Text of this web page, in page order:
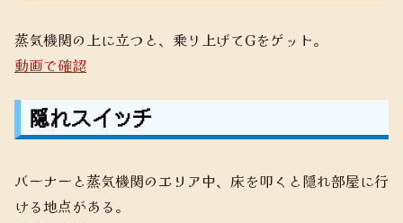
蒸気機関の上に立つと、乗り上げてGをゲット。
動画で確認
隠れスイッチ
バーナーと蒸気機関のエリア中、床を叩くと隠れ部屋に行
ける地点がある。